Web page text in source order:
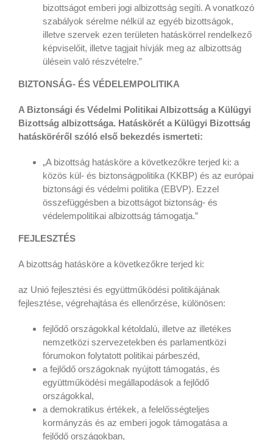
bizottságot emberi jogi albizottság segíti. A vonatkozó
szabályok sérelme nélkül az egyéb bizottságok,
illetve szervek ezen területen hatáskörrel rendelkező
képviselőit, illetve tagjait hívják meg az albizottság
ülésein való részvételre.”
BIZTONSÁG- ÉS VÉDELEMPOLITIKA
A Biztonsági és Védelmi Politikai Albizottság a Külügyi
Bizottság albizottsága. Hatáskörét a Külügyi Bizottság
hatásköréről szóló első bekezdés ismerteti:
„A bizottság hatásköre a következőkre terjed ki: a
közös kül- és biztonságpolitika (KKBP) és az európai
biztonsági és védelmi politika (EBVP). Ezzel
összefüggésben a bizottságot biztonság- és
védelempolitikai albizottság támogatja.”
FEJLESZTÉS
A bizottság hatásköre a következőkre terjed ki:
az Unió fejlesztési és együttműködési politikájának
fejlesztése, végrehajtása és ellenőrzése, különösen:
fejlődő országokkal kétoldalú, illetve az illetékes
nemzetközi szervezetekben és parlamentközi
fórumokon folytatott politikai párbeszéd,
a fejlődő országoknak nyújtott támogatás, és
együttműködési megállapodások a fejlődő
országokkal,
a demokratikus értékek, a felelősségteljes
kormányzás és az emberi jogok támogatása a
fejlődő országokban,